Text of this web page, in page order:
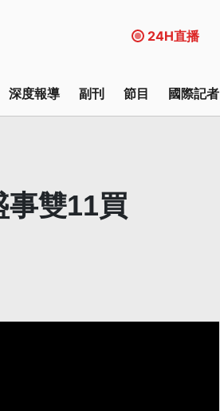
24H直播
深度報導 副刊 節目 國際記者
事雙11買